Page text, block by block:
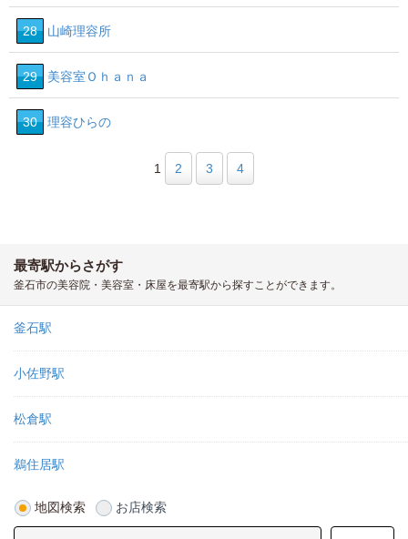
28 山崎理容所
29 美容室Ｏｈａｎａ
30 理容ひらの
1 2 3 4
最寄駅からさがす
釜石市の美容院・美容室・床屋を最寄駅から探すことができます。
釜石駅
小佐野駅
松倉駅
鵜住居駅
地図検索 お店検索